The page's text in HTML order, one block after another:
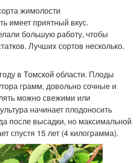
жимолости
имеет приятный вкус.
большую работу, чтобы
Лучших сортов несколько.
в Томской области. Плоды
грамм, довольно сочные и
можно свежими или
начинает плодоносить
после высадки, но максимальной
спустя 15 лет (4 килограмма).